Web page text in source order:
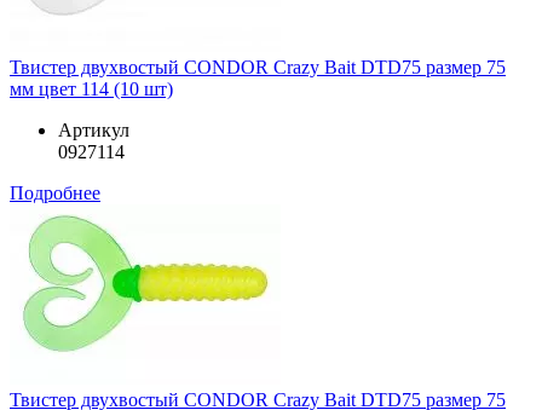
Твистер двухвостый CONDOR Crazy Bait DTD75 размер 75
мм цвет 114 (10 шт)
Артикул
0927114
Подробнее
Твистер двухвостый CONDOR Crazy Bait DTD75 размер 75